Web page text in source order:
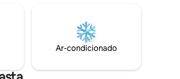
banheira de hidromassagem privada
após um dia divertido de caminhadas ou
esqui. Encontrada na base do Castelo
Crags, esta cabana pode acomodar
escapadela memorável na montanha!
Ar-condicionado